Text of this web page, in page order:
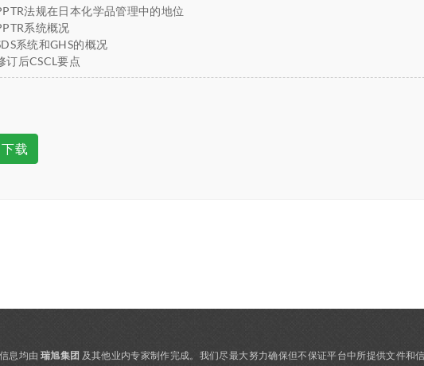
法规在日本化学品管理中的地位
系统概况
系统和GHS的概况
订后CSCL要点
下载
息均由 瑞旭集团 及其他业内专家制作完成。我们尽最大努力确保但不保证平台中所提供文件和